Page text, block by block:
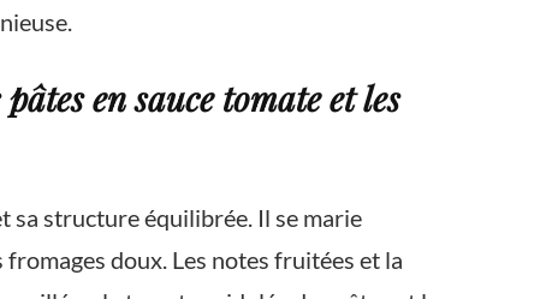
en sauce tomate et les
sa structure équilibrée. Il se marie
doux. Les notes fruitées et la